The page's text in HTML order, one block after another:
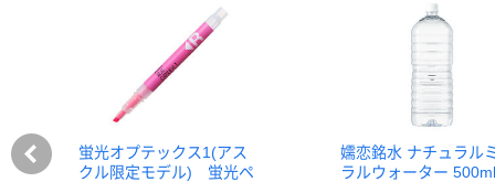
蛍光オプテックス1(アス
クル限定モデル) 蛍光ペ
嬬恋銘水 ナチュラル
ラルウォーター